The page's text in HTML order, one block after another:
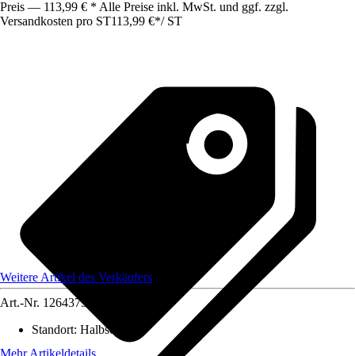
Preis — 113,99 € * Alle Preise inkl. MwSt. und ggf. zzgl.
Versandkosten pro ST113,99 €*/ ST
Weitere Artikel des Verkäufers
Art.-Nr. 12643752
Standort: Halbschatten
Mehr Artikeldetails